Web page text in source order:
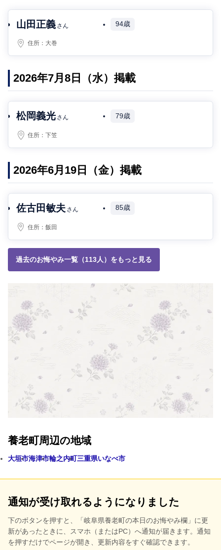
山田正義 さん 94歳
住所： 大巻
2026年7月8日（水）掲載
松岡義光 さん 79歳
住所：下笠
2026年6月19日（金）掲載
佐古田敏夫 さん 85歳
住所：飯田
過去のお悔やみ一覧（113人）をもっと見る
養老町周辺の地域
大垣市海津市輪之内町三重県いなべ市
通知が受け取れるようになりました
下のボタンを押すと、
「岐阜県養老町の本日のお悔やみ欄」に更
新があったときに、スマホ（またはPC）へ通知が届きます。通知
を押すだけでページが開き、更新内容をすぐ確認できます。